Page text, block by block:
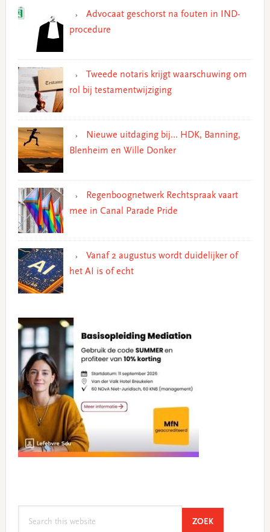
Advocaat geschorst na fouten in IND-
procedure
Tweede notaris krijgt waarschuwing om
rol bij testamentwijziging
Nieuwe uitdaging bij… HDK, Banning,
Blenheim en Wille Donker
Regenboognetwerk Rechtspraak vaart
mee in Canal Parade Pride
Vanaf 2 augustus wordt duidelijker of
het AI is of echt
ZOEKSEARCH